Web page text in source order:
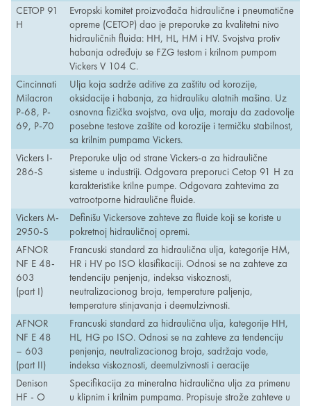
CETOP 91
H
Evropski komitet proizvođača hidraulične i pneumatične
opreme (CETOP) dao je preporuke za kvalitetni nivo
hidrauličnih fluida: HH, HL, HM i HV. Svojstva protiv
habanja određuju se FZG testom i krilnom pumpom
Vickers V 104 C.
Cincinnati
Milacron
P-68, P-
69, P-70
Ulja koja sadrže aditive za zaštitu od korozije,
oksidacije i habanja, za hidrauliku alatnih mašina. Uz
osnovna fizička svojstva, ova ulja, moraju da zadovolje
posebne testove zaštite od korozije i termičku stabilnost,
sa krilnim pumpama Vickers.
Vickers I-
286-S
Preporuke ulja od strane Vickers-a za hidraulične
sisteme u industriji. Odgovara preporuci Cetop 91 H za
karakteristike krilne pumpe. Odgovara zahtevima za
vatrootporne hidraulične fluide.
Vickers M-
2950-S
Definišu Vickersove zahteve za fluide koji se koriste u
pokretnoj hidrauličnoj opremi.
AFNOR
NF E 48-
603
(part I)
Francuski standard za hidraulična ulja, kategorije HM,
HR i HV po ISO klasifikaciji. Odnosi se na zahteve za
tendenciju penjenja, indeksa viskoznosti,
neutralizacionog broja, temperature paljenja,
temperature stinjavanja i deemulzivnosti.
AFNOR
NF E 48
– 603
(part II)
Francuski standard za hidraulična ulja, kategorije HH,
HL, HG po ISO. Odnosi se na zahteve za tendenciju
penjenja, neutralizacionog broja, sadržaja vode,
indeksa viskoznosti, deemulzivnosti i aeracije
Denison
HF - O
Specifikacija za mineralna hidraulična ulja za primenu
u klipnim i krilnim pumpama. Propisuje strože zahteve u